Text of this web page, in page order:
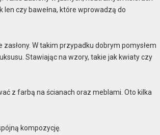
len czy bawełna, które wprowadzą do
W takim przypadku dobrym pomysłem
Stawiając na wzory, takie jak kwiaty czy
z farbą na ścianach oraz meblami. Oto kilka
kompozycję.